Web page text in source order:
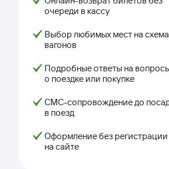
очереди в кассу
Выбор любимых мест на
вагонов
Подробные ответы на
о поездке или покупке
СМС-сопровождение до
в поезд
Оформление без регистрации
на сайте